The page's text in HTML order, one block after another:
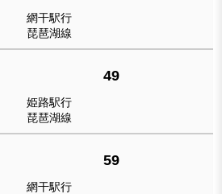
網干駅行
琵琶湖線
49
姫路駅行
琵琶湖線
59
網干駅行